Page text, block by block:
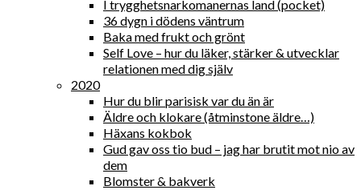
I trygghetsnarkomanernas land (pocket)
36 dygn i dödens väntrum
Baka med frukt och grönt
Self Love – hur du läker, stärker & utvecklar
relationen med dig själv
2020
Hur du blir parisisk var du än är
Äldre och klokare (åtminstone äldre…)
Häxans kokbok
Gud gav oss tio bud – jag har brutit mot nio av
dem
Blomster & bakverk